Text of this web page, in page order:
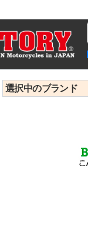
選択中のブランド